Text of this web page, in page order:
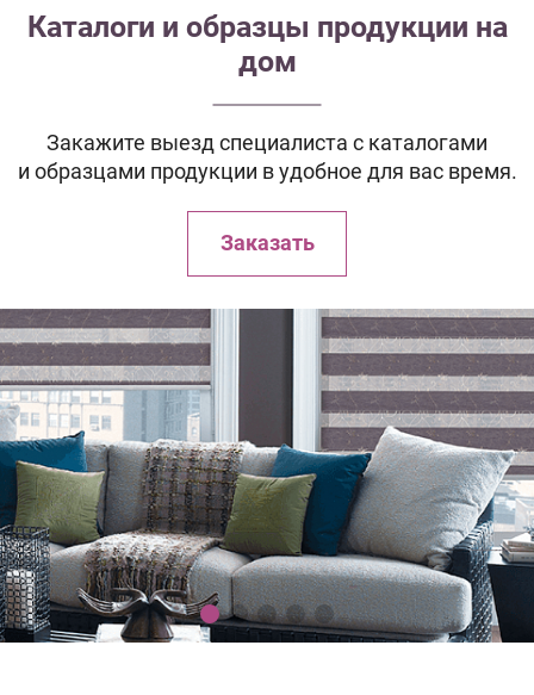
Каталоги и образцы продукции на
дом
Закажите выезд специалиста с каталогами
и образцами продукции в удобное для вас время.
Заказать